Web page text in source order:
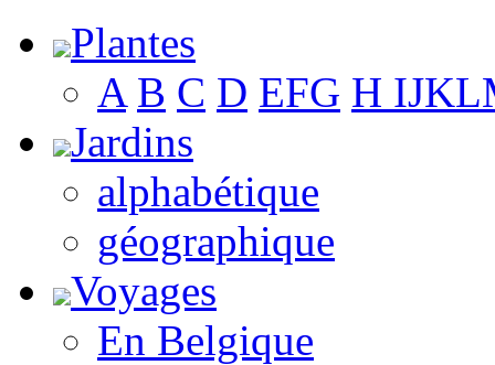
Plantes
A B C D EFG H IJKL
Jardins
alphabétique
géographique
Voyages
En Belgique